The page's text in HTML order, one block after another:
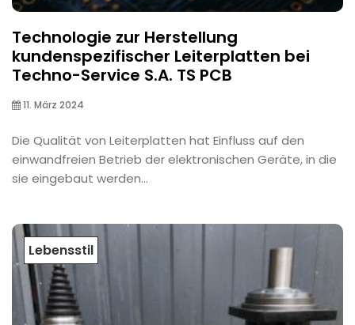
Technologie zur Herstellung
kundenspezifischer Leiterplatten bei
Techno-Service S.A. TS PCB
11. März 2024
Die Qualität von Leiterplatten hat Einfluss auf den
einwandfreien Betrieb der elektronischen Geräte, in die
sie eingebaut werden...
Lebensstil